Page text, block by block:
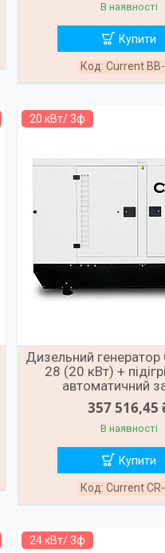
В наявності
Купити
Current
20 кВт/ 3ф
Дизельний генератор
28 (20 кВт) +
автоматичний
357 516,45
В наявності
Купити
Current
24 кВт/ 3ф